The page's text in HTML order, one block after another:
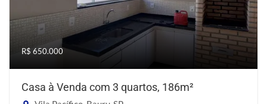
R$ 650.000
Casa à Venda com 3 quartos, 186m²